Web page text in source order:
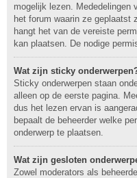
mogelijk lezen. Mededelingen
het forum waarin ze geplaatst
hangt het van de vereiste
kan plaatsen. De nodige
Wat zijn sticky
Sticky onderwerpen staan
alleen op de eerste pagina.
dus het lezen ervan is
bepaalt de beheerder welke
onderwerp te plaatsen.
Wat zijn gesloten
Zowel moderators als